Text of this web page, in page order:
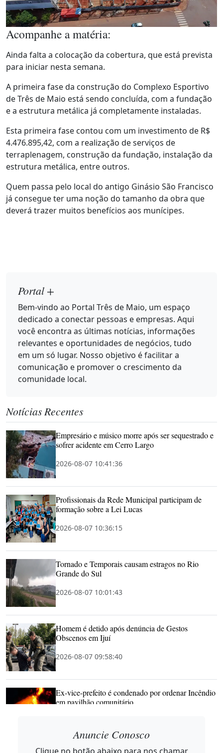
Acompanhe a matéria:
Ainda falta a colocação da cobertura, que está prevista
para iniciar nesta semana.
A primeira fase da construção do Complexo Esportivo
de Três de Maio está sendo concluída, com a fundação
e a estrutura metálica já completamente instaladas.
Esta primeira fase contou com um investimento de R$
4.476.895,42, com a realização de serviços de
terraplenagem, construção da fundação, instalação da
estrutura metálica, entre outros.
Quem passa pelo local do antigo Ginásio São Francisco
já consegue ter uma noção do tamanho da obra que
deverá trazer muitos benefícios aos munícipes.
Portal +
Bem-vindo ao Portal Três de Maio, um espaço
dedicado a conectar pessoas e empresas. Aqui
você encontra as últimas notícias, informações
relevantes e oportunidades de negócios, tudo
em um só lugar. Nosso objetivo é facilitar a
comunicação e promover o crescimento da
comunidade local.
Notícias Recentes
Empresário e músico morre após ser sequestrado e
sofrer acidente em Cerro Largo
2026-08-07 10:41:36
Profissionais da Rede Municipal participam de
formação sobre a Lei Lucas
2026-08-07 10:36:15
Tornado e Temporais causam estragos no Rio
Grande do Sul
2026-08-07 10:01:43
Homem é detido após denúncia de Gestos
Obscenos em Ijuí
2026-08-07 09:58:40
Ex-vice-prefeito é condenado por ordenar Incêndio
em pavilhão comunitário
Anuncie Conosco